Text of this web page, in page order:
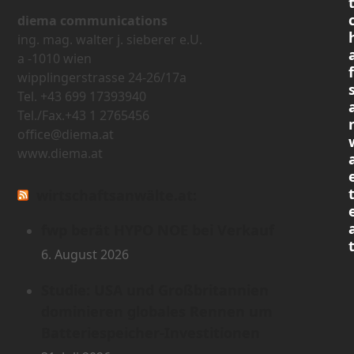
diema communications
ing. mag. walter j. sieberer e.U.
a -1010 wien
wipplingerstrasse 24-26/17a
Tel. +43 699 17393940
Tel./Fax.+43 1 2765456
office@diema.at
www.diema.at
6. August 2026
t
t